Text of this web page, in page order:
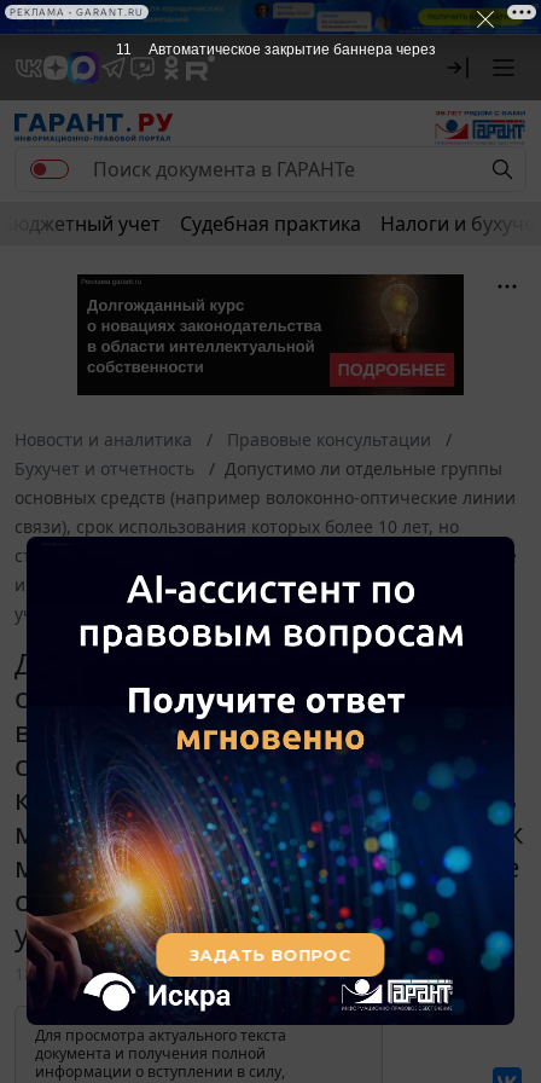
Бюджетный учет Судебная практика Налоги и
Новости и аналитика
Правовые консультации
Бухучет и отчетность
Допустимо ли отдельные группы
основных средств (например волоконно-оптические линии
связи), срок использования которых более 10 лет, но
стоимость менее 20 000 руб., учитывать не как малоценное
имущество, а в составе основных средств, отразив это в
учетной политике?
Допустимо ли отдельные группы
основных средств (например
волоконно-оптические линии
связи), срок использования
которых более 10 лет, но стоимость
менее 20 000 руб., учитывать не как
малоценное имущество, а в составе
основных средств, отразив это в
учетной политике?
18 марта 2013
Для просмотра актуального текста
документа и получения полной
информации о вступлении в силу,
11 Автоматическое закрытие баннера через
РЕКЛАМА • GARANT.RU